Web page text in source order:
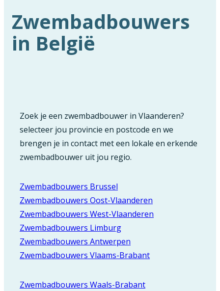
Zwembadbouwers
in België
Zoek je een zwembadbouwer in Vlaanderen?
selecteer jou provincie en postcode en we
brengen je in contact met een lokale en erkende
zwembadbouwer uit jou regio.
Zwembadbouwers Brussel
Zwembadbouwers Oost-Vlaanderen
Zwembadbouwers West-Vlaanderen
Zwembadbouwers Limburg
Zwembadbouwers Antwerpen
Zwembadbouwers Vlaams-Brabant
Zwembadbouwers Waals-Brabant